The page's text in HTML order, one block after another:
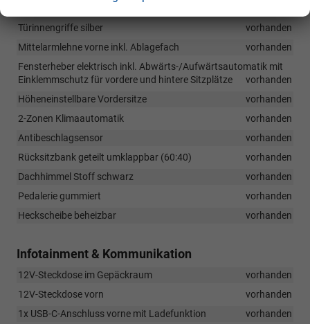
Türinnengriffe silber
vorhanden
Mittelarmlehne vorne inkl. Ablagefach
vorhanden
Fensterheber elektrisch inkl. Abwärts-/Aufwärtsautomatik mit
Einklemmschutz für vordere und hintere Sitzplätze
vorhanden
Höheneinstellbare Vordersitze
vorhanden
2-Zonen Klimaautomatik
vorhanden
Antibeschlagsensor
vorhanden
Rücksitzbank geteilt umklappbar (60:40)
vorhanden
Dachhimmel Stoff schwarz
vorhanden
Pedalerie gummiert
vorhanden
Heckscheibe beheizbar
vorhanden
Infotainment & Kommunikation
12V-Steckdose im Gepäckraum
vorhanden
12V-Steckdose vorn
vorhanden
1x USB-C-Anschluss vorne mit Ladefunktion
vorhanden